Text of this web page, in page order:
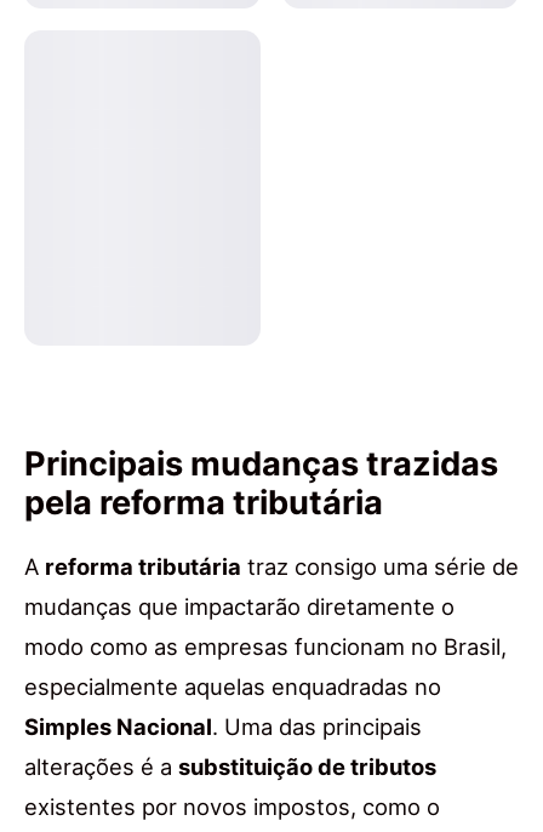
Principais mudanças trazidas
pela reforma tributária
A reforma tributária traz consigo uma série de
mudanças que impactarão diretamente o
modo como as empresas funcionam no Brasil,
especialmente aquelas enquadradas no
Simples Nacional. Uma das principais
alterações é a substituição de tributos
existentes por novos impostos, como o